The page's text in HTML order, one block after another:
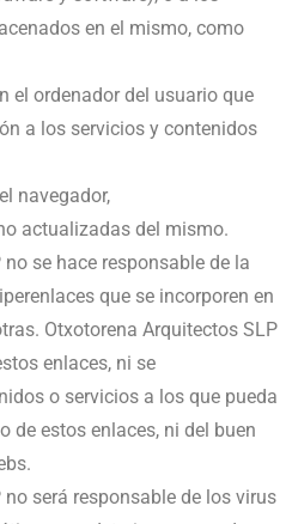
en el mismo, como
el ordenador del usuario que
a los servicios y contenidos
navegador,
actualizadas del mismo.
se hace responsable de la
que se incorporen en
Otxotorena Arquitectos SLP
enlaces, ni se
o servicios a los que pueda
de estos enlaces, ni del buen
será responsable de los virus